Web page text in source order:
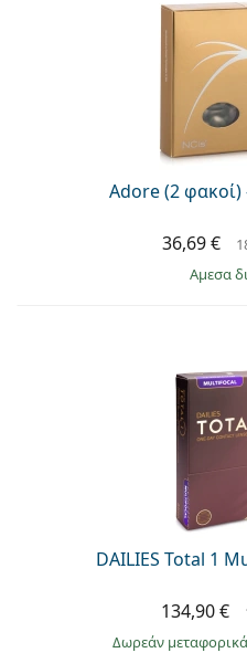
Adore (2
36,69 €
άμεσα
DAILIES Total 1
134,90 €
Δωρεάν μεταφορικά